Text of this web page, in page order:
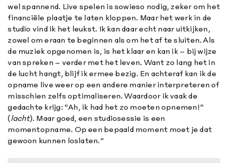
wel spannend. Live spelen is sowieso nodig, zeker om het
financiële plaatje te laten kloppen. Maar het werk in de
studio vind ik het leukst. Ik kan daar echt naar uitkijken,
zowel om eraan te beginnen als om het af te sluiten. Als
de muziek opgenomen is, is het klaar en kan ik – bij wijze
van spreken – verder met het leven. Want zo lang het in
de lucht hangt, blijf ik ermee bezig. En achteraf kan ik de
opname live weer op een andere manier interpreteren of
misschien zelfs optimaliseren. Waardoor ik vaak de
gedachte krijg: “Ah, ik had het zo moeten opnemen!”
(lacht). Maar goed, een studiosessie is een
momentopname. Op een bepaald moment moet je dat
gewoon kunnen loslaten.”